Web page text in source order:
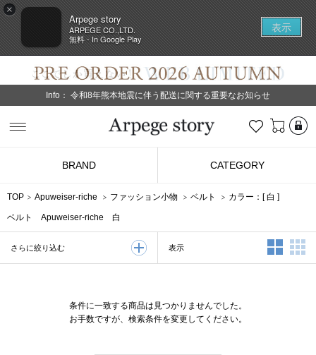
×
Arpege story
ARPEGE CO.,LTD.
無料 - In Google Play
表示
Info： 令和8年熊本地震に伴う配送に関する重要なお知らせ
お気に入り
BRAND CATEGORY
TOP Apuweiser-riche ファッション小物 ベルト カラー：[白 ]
ベルト Apuweiser-riche 白
さらに絞り込む 表示 2列表示
条件に一致する商品は見つかりませんでした。
お手数ですが、検索条件を変更してください。